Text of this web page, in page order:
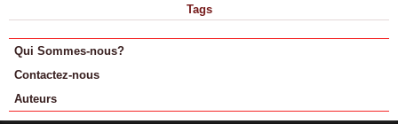
Tags
Qui Sommes-nous?
Contactez-nous
Auteurs